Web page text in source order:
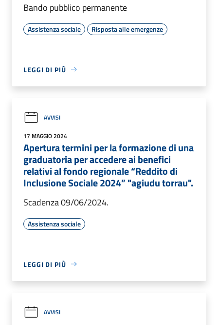
Bando pubblico permanente
Assistenza sociale Risposta alle emergenze
LEGGI DI PIÙ
AVVISI
17 MAGGIO 2024
Apertura termini per la formazione di una
graduatoria per accedere ai benefici
relativi al fondo regionale “Reddito di
Inclusione Sociale 2024” "agiudu torrau".
Scadenza 09/06/2024.
Assistenza sociale
LEGGI DI PIÙ
AVVISI